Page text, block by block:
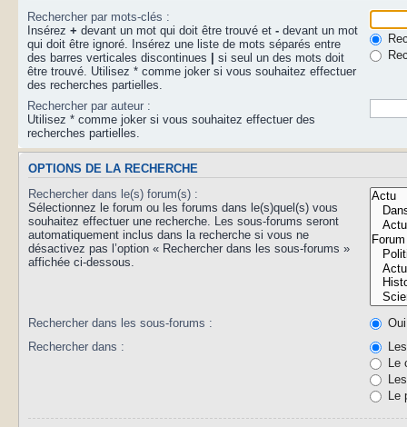
Rechercher par mots-clés :
Insérez + devant un mot qui doit être trouvé et - devant un mot
qui doit être ignoré. Insérez une liste de mots séparés entre
des barres verticales discontinues
si seul un des mots doit
être trouvé. Utilisez * comme joker si vous souhaitez effectuer
des recherches partielles.
Rechercher par auteur :
Utilisez * comme joker si vous souhaitez effectuer des
recherches partielles.
OPTIONS DE LA RECHERCHE
Rechercher dans le(s) forum(s) :
Sélectionnez le forum ou les forums dans le(s)quel(s) vous
souhaitez effectuer une recherche. Les sous-forums seront
automatiquement inclus dans la recherche si vous ne
désactivez pas l’option « Rechercher dans les sous-forums »
affichée ci-dessous.
Rechercher dans les sous-forums :
Oui
Rechercher dans :
Le
Le